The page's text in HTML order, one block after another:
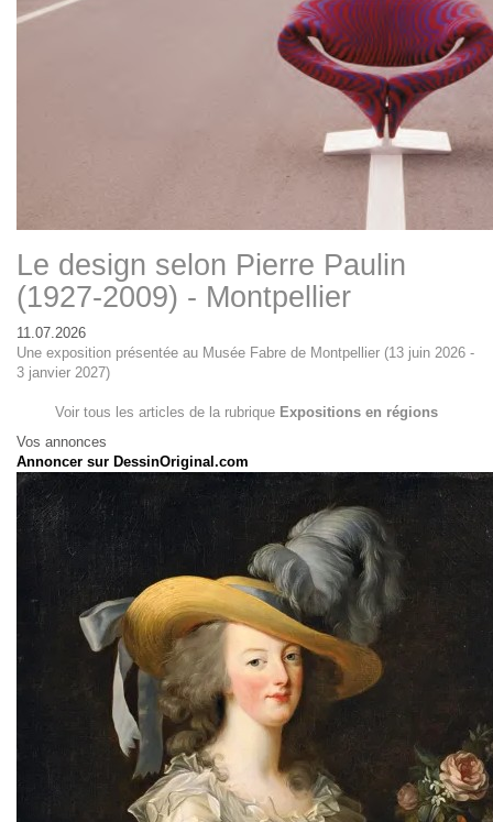
Le design selon Pierre Paulin
(1927-2009) - Montpellier
11.07.2026
Une exposition présentée au Musée Fabre de Montpellier (13 juin 2026 -
3 janvier 2027)
Voir tous les articles de la rubrique Expositions en régions
Vos annonces
Annoncer sur DessinOriginal.com